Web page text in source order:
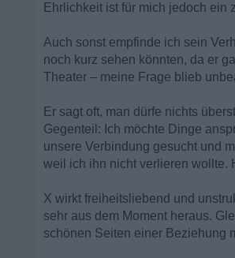
Ehrlichkeit ist für mich jedoch ein
Auch sonst empfinde ich sein
noch kurz sehen könnten, da er
Theater – meine Frage blieb
Er sagt oft, man dürfe nichts
Gegenteil: Ich möchte Dinge
unsere Verbindung gesucht und
weil ich ihn nicht verlieren wollte.
X wirkt freiheitsliebend und
sehr aus dem Moment heraus.
schönen Seiten einer Beziehung